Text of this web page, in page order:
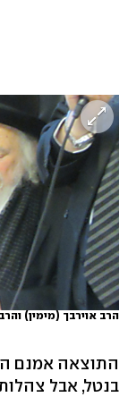
הרב אוירבך (מימין)
התוצאה אמנם
בנטל, אבל